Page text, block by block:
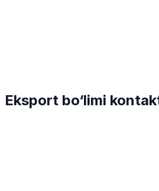
Eksport bo‘limi